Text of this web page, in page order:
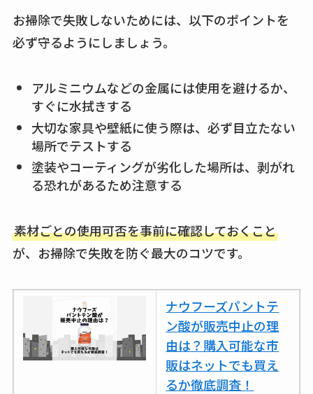
お掃除で失敗しないためには、以下のポイントを
必ず守るようにしましょう。
アルミニウムなどの金属には使用を避けるか、
すぐに水拭きする
大切な家具や壁紙に使う際は、必ず目立たない
場所でテストする
塗装やコーティングが劣化した場所は、剥がれ
る恐れがあるため注意する
素材ごとの使用可否を事前に確認しておくこと
が、お掃除で失敗を防ぐ最大のコツです。
ナウフーズパントテ
ン酸が販売中止の理
由は？購入可能な市
販はネットでも買え
るか徹底調査！